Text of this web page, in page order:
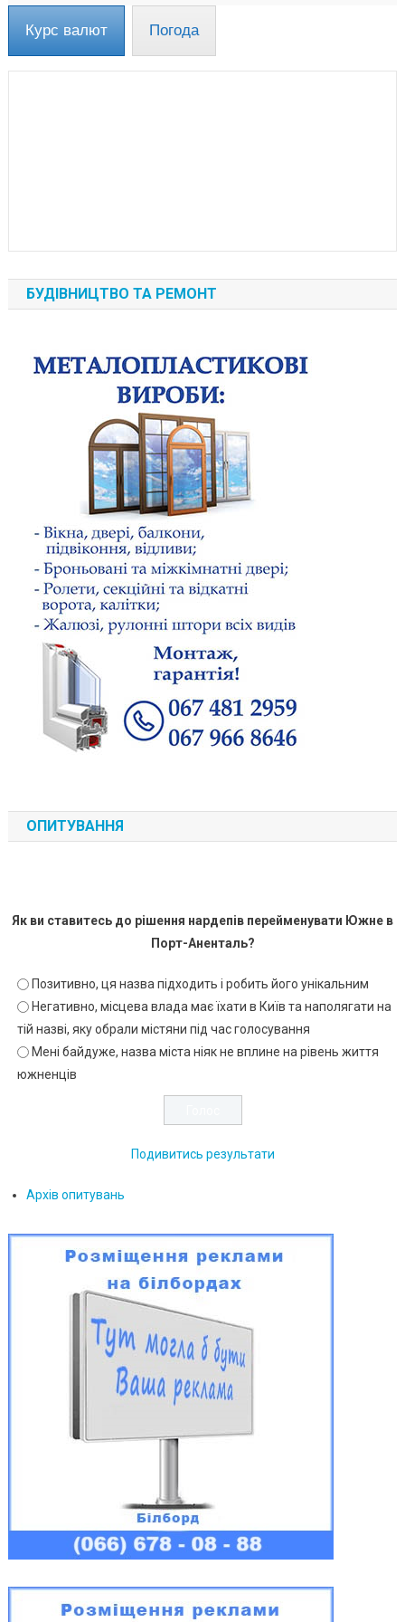
Курс валют Погода
БУДІВНИЦТВО ТА РЕМОНТ
ОПИТУВАННЯ
Як ви ставитесь до рішення нардепів перейменувати Южне в
Порт-Аненталь?
Позитивно, ця назва підходить і робить його унікальним
Негативно, місцева влада має їхати в Київ та наполягати на
тій назві, яку обрали містяни під час голосування
Мені байдуже, назва міста ніяк не вплине на рівень життя
южненців
Подивитись результати
Архів опитувань